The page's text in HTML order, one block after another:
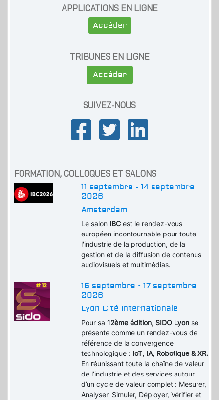
APPLICATIONS EN LIGNE
Accéder
TRIBUNES EN LIGNE
Accéder
SUIVEZ-NOUS
FORMATION, COLLOQUES ET SALONS
11 septembre - 14 septembre
2026
Amsterdam
Le salon IBCest le rendez-vous
européen incontournable pour toute
l'industrie de la production, de la
gestion et de la diffusion de contenus
audiovisuels et multimédias.
16 septembre - 17 septembre
2026
Lyon Cité Internationale
Pour sa12ème édition, SIDO Lyon se
présente comme un rendez-vous de
référence de la convergence
technologique : IoT, IA, Robotique & XR.
En réunissant toute la chaîne de valeur
de l’industrie et des services autour
d’un cycle de valeur complet : Mesurer,
Analyser, Simuler, Déployer, Vérifier et